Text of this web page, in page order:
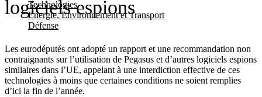
Technologies
Energie, Environnement et Transport
Défense
logiciels espions
Les eurodéputés ont adopté un rapport et une recommandation non
contraignants sur l’utilisation de Pegasus et d’autres logiciels espions
similaires dans l’UE, appelant à une interdiction effective de ces
technologies à moins que certaines conditions ne soient remplies
d’ici la fin de l’année.